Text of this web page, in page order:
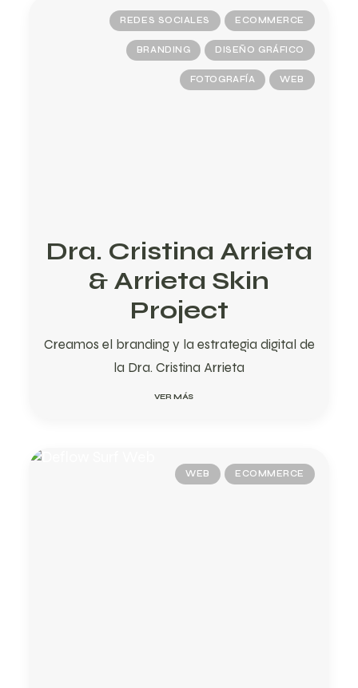
REDES SOCIALES ECOMMERCE
BRANDING DISEÑO GRÁFICO
FOTOGRAFÍA WEB
Dra. Cristina Arrieta
& Arrieta Skin
Project
Creamos el branding y la estrategia digital de
la Dra. Cristina Arrieta
VER MÁS
WEB ECOMMERCE